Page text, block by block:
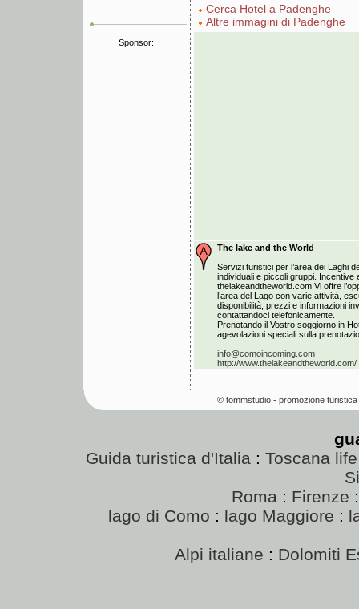
Sponsor:
Cerca Hotel a Padenghe
Altre immagini di Padenghe
The lake and the World
Servizi turistici per l’area dei Laghi
individuali e piccoli gruppi. Incentive
thelakeandtheworld.com Vi offre
l’area del Lago con varie attività,
disponibilità, prezzi e informazioni
contattandoci telefonicamente.
Prenotando il Vostro soggiorno in
agevolazioni speciali sulla
info@comoincoming.com
http://www.thelakeandtheworld.com/
© tommstudio - promozione turistica
Guida turistica d'Italia : Toscana
Roma: Firenze
lago di Como : lago Maggiore :
Alpi italiane : Dolomiti